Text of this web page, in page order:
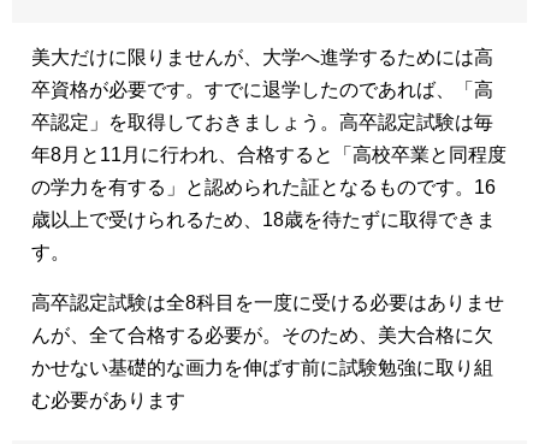
美大だけに限りませんが、大学へ進学するためには高
卒資格が必要です。すでに退学したのであれば、「高
卒認定」を取得しておきましょう。高卒認定試験は毎
年8月と11月に行われ、合格すると「高校卒業と同程度
の学力を有する」と認められた証となるものです。16
歳以上で受けられるため、18歳を待たずに取得できま
す。
高卒認定試験は全8科目を一度に受ける必要はありませ
んが、全て合格する必要が。そのため、美大合格に欠
かせない基礎的な画力を伸ばす前に試験勉強に取り組
む必要があります